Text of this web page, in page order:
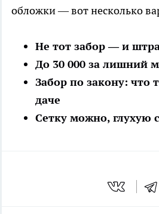
обложки — вот несколько
Не тот забор — и
До 30 000 за лишний
Забор по закону: что
даче
Сетку можно, глухую